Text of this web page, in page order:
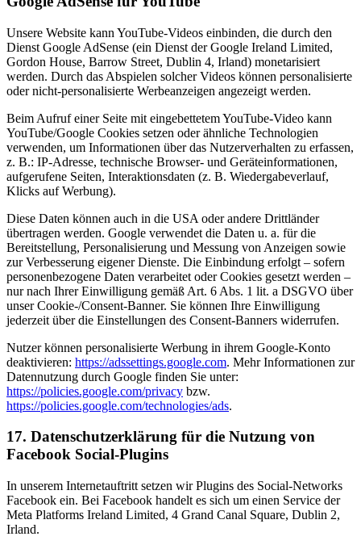
Unsere Website kann YouTube-Videos einbinden, die durch den
Dienst Google AdSense (ein Dienst der Google Ireland Limited,
Gordon House, Barrow Street, Dublin 4, Irland) monetarisiert
werden. Durch das Abspielen solcher Videos können personalisierte
oder nicht-personalisierte Werbeanzeigen angezeigt werden.
Beim Aufruf einer Seite mit eingebettetem YouTube-Video kann
YouTube/Google Cookies setzen oder ähnliche Technologien
verwenden, um Informationen über das Nutzerverhalten zu erfassen,
z. B.: IP-Adresse, technische Browser- und Geräteinformationen,
aufgerufene Seiten, Interaktionsdaten (z. B. Wiedergabeverlauf,
Klicks auf Werbung).
Diese Daten können auch in die USA oder andere Drittländer
übertragen werden. Google verwendet die Daten u. a. für die
Bereitstellung, Personalisierung und Messung von Anzeigen sowie
zur Verbesserung eigener Dienste. Die Einbindung erfolgt – sofern
personenbezogene Daten verarbeitet oder Cookies gesetzt werden –
nur nach Ihrer Einwilligung gemäß Art. 6 Abs. 1 lit. a DSGVO über
unser Cookie-/Consent-Banner. Sie können Ihre Einwilligung
jederzeit über die Einstellungen des Consent-Banners widerrufen.
Nutzer können personalisierte Werbung in ihrem Google-Konto
deaktivieren: https://adssettings.google.com. Mehr Informationen zur
Datennutzung durch Google finden Sie unter:
https://policies.google.com/privacy bzw.
https://policies.google.com/technologies/ads.
17. Datenschutzerklärung für die Nutzung von
Facebook Social-Plugins
In unserem Internetauftritt setzen wir Plugins des Social-Networks
Facebook ein. Bei Facebook handelt es sich um einen Service der
Meta Platforms Ireland Limited, 4 Grand Canal Square, Dublin 2,
Irland.